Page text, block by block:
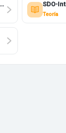
SDO-
Teoría